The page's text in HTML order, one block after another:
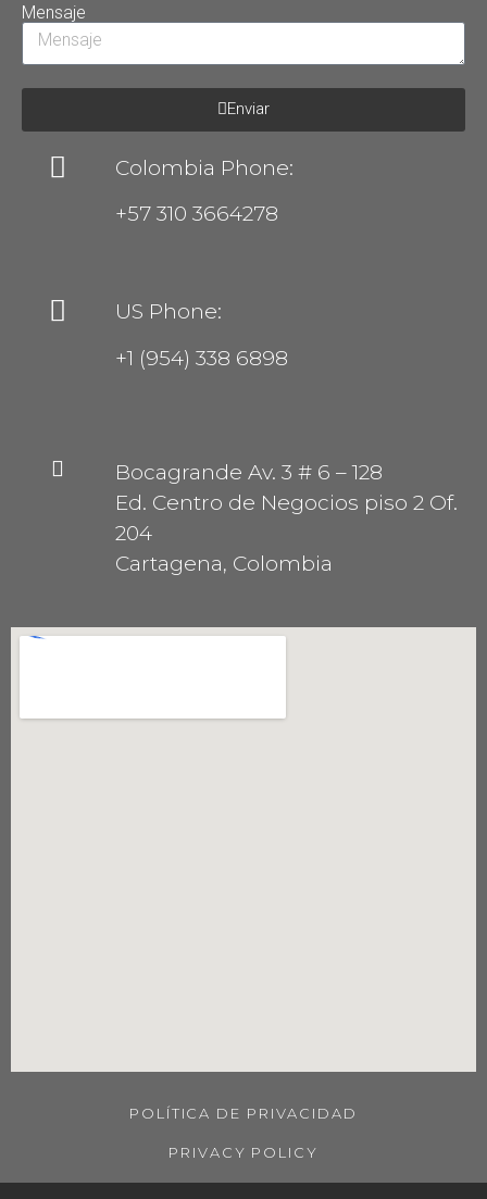
Mensaje
Enviar
Colombia Phone:
+57 310 3664278
US Phone:
+1 (954) 338 6898
Bocagrande Av. 3 # 6 – 128
Ed. Centro de Negocios piso 2 Of.
204
Cartagena, Colombia
POLÍTICA DE PRIVACIDAD
PRIVACY POLICY